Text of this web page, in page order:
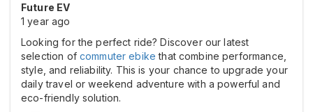
Future EV
1 year ago
Looking for the perfect ride? Discover our latest
selection of commuter ebike that combine performance,
style, and reliability. This is your chance to upgrade your
daily travel or weekend adventure with a powerful and
eco-friendly solution.